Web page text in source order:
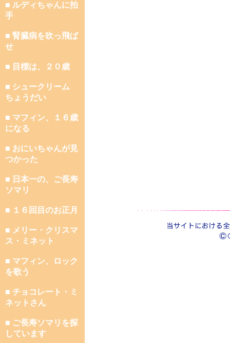
■ ルディちゃんに拍
手
■ 腎臓病を吹っ飛ば
せ
■ 目標は、２０歳
■ シュークリーム
ちょうだい
■ マフィン、１６歳
になる
■ おにいちゃんが見
つかった
■ 日本一の、ご長寿
ソマリ
■ １６回目のお正月
■ メリー・クリスマ
ス・ミネット
■ マフィン、ロック
を歌う
■ チョコレート・ミ
ネットさん
■ ご長寿ソマリを探
しています